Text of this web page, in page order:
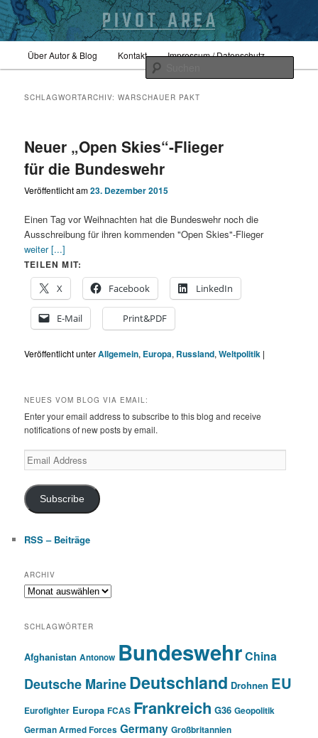
primären
springen
sekundären
springenpivotarea
HauptmenüÜber Autor & Blog Kontakt Impressum / Datenschutz
SCHLAGWORTARCHIV:WARSCHAUER PAKT
Neuer „Open Skies“-Flieger
für die Bundeswehr
Veröffentlicht am23. Dezember 2015
Einen Tag vor Weihnachten hat die Bundeswehr noch die
Ausschreibung für ihren kommenden "Open Skies"-Flieger
weiter [...]
TEILEN MIT:
X
Facebook LinkedIn
E-Mail Print&PDF
Veröffentlicht unterAllgemein, Europa, Russland,Weltpolitik |
NEUES VOM BLOG VIA EMAIL:
Enter your email address to subscribe to this blog and receive
notifications of new posts by email.
Email
Address
Subscribe
RSS – Beiträge
ARCHIV
Archiv
SCHLAGWÖRTER
Afghanistan Antonow BundeswehrChina
Deutsche MarineDeutschland Drohnen EU
Eurofighter Europa FCAS Frankreich G36 Geopolitik
German Armed Forces Germany Großbritannien